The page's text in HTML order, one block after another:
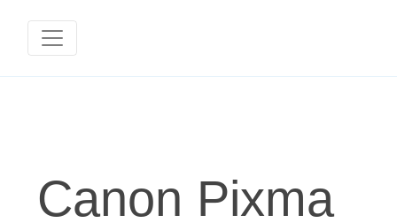
Canon Pixma